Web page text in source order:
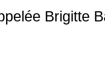
Brigitte